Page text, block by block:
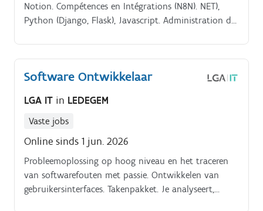
Notion. Compétences en Intégrations (N8N). NET),
Python (Django, Flask), Javascript. Administration de
Software Ontwikkelaar
LGA IT in LEDEGEM
Vaste jobs
Online sinds 1 jun. 2026
Probleemoplossing op hoog niveau en het traceren
van softwarefouten met passie. Ontwikkelen van
gebruikersinterfaces. Takenpakket. Je analyseert,